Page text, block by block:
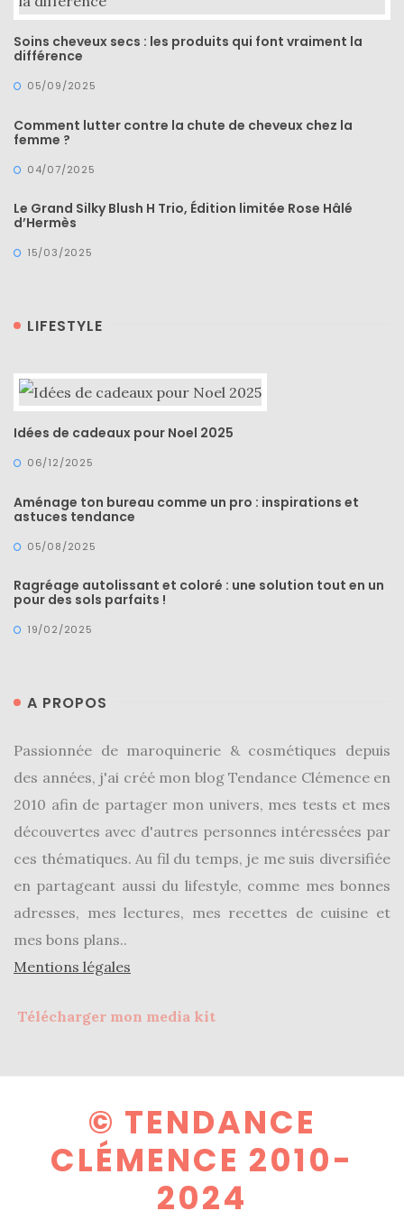
Soins cheveux secs : les produits qui font vraiment la
différence
05/09/2025
Comment lutter contre la chute de cheveux chez la
femme ?
04/07/2025
Le Grand Silky Blush H Trio, Édition limitée Rose Hâlé
d’Hermès
15/03/2025
LIFESTYLE
Idées de cadeaux pour Noel 2025
06/12/2025
Aménage ton bureau comme un pro : inspirations et
astuces tendance
05/08/2025
Ragréage autolissant et coloré : une solution tout en un
pour des sols parfaits !
19/02/2025
A PROPOS
Passionnée de maroquinerie & cosmétiques depuis
des années, j'ai créé mon blog Tendance Clémence en
2010 afin de partager mon univers, mes tests et mes
découvertes avec d'autres personnes intéressées par
ces thématiques. Au fil du temps, je me suis diversifiée
en partageant aussi du lifestyle, comme mes bonnes
adresses, mes lectures, mes recettes de cuisine et
mes bons plans..
Mentions légales
Télécharger mon media kit
© TENDANCE
CLÉMENCE 2010-
2024